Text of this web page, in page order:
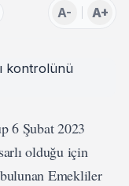
A- A+
6 Şubat 2023
olduğu için
bulunan Emekliler